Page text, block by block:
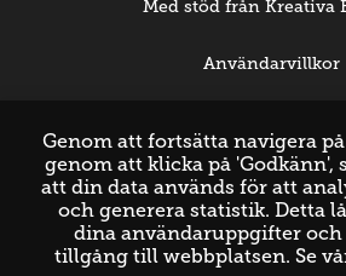
Med stöd från Kreativa
Användarvillkor
Genom att fortsätta navigera
genom att klicka på 'Godkänn',
att din data används för att
och generera statistik. Detta
dina användaruppgifter och
tillgång till webbplatsen. Se